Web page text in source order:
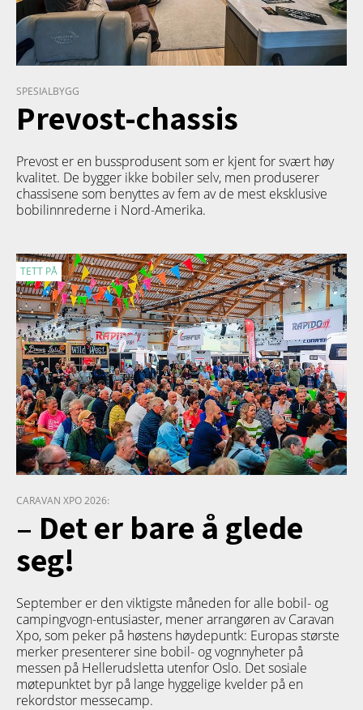
SPESIALBYGG
Prevost-chassis
Prevost er en bussprodusent som er kjent for svært høy
kvalitet. De bygger ikke bobiler selv, men produserer
chassisene som benyttes av fem av de mest eksklusive
bobilinnrederne i Nord-Amerika.
TETT PÅ
CARAVAN XPO 2026:
– Det er bare å glede
seg!
September er den viktigste måneden for alle bobil- og
campingvogn-entusiaster, mener arrangøren av Caravan
Xpo, som peker på høstens høydepuntk: Europas største
merker presenterer sine bobil- og vognnyheter på
messen på Hellerudsletta utenfor Oslo. Det sosiale
møtepunktet byr på lange hyggelige kvelder på en
rekordstor messecamp.